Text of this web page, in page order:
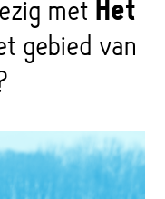
met Het
gebied van